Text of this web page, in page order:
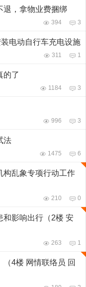
退，拿物业费捆绑
3
394
电动自行车充电设施
1
311
的了
3
1184
3
996
法
6
1475
构乱象专项行动工作
0
210
和影响出行（2楼 安
1
263
4楼 网情联络员 回